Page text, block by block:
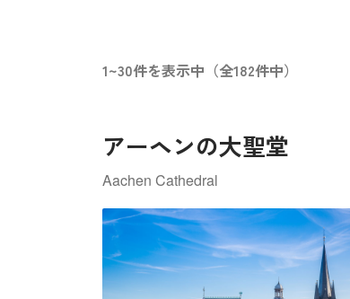
1~30件を表示中（全182件中）
アーヘンの大聖堂
Aachen Cathedral